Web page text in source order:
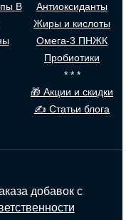
В
Антиоксиданты
Жиры и кислоты
Омега-3 ПНЖК
Пробиотики
* * *
🎁 Акции и скидки
✍ Статьи блога
добавок с